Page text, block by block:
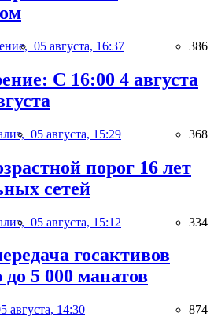
05 августа, 16:37 386
С 16:00 4 августа
05 августа, 15:29 368
порог 16 лет
сетей
05 августа, 15:12 334
госактивов
5 000 манатов
августа, 14:30 874